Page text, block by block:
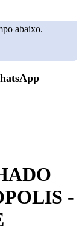
abaixo.
-